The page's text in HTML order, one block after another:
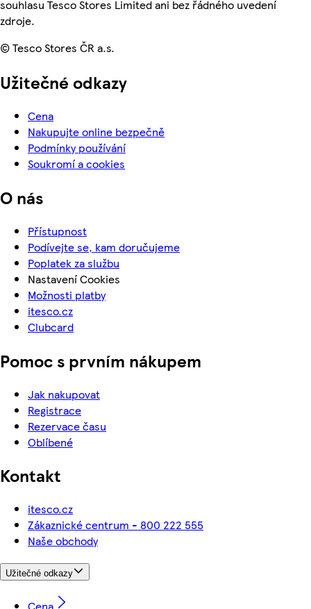
souhlasu Tesco Stores Limited ani bez řádného uvedení
zdroje.
© Tesco Stores ČR a.s.
Užitečné odkazy
Cena
Nakupujte online bezpečně
Podmínky používání
Soukromí a cookies
O nás
Přístupnost
Podívejte se, kam doručujeme
Poplatek za službu
Nastavení Cookies
Možnosti platby
itesco.cz
Clubcard
Pomoc s prvním nákupem
Jak nakupovat
Registrace
Rezervace času
Oblíbené
Kontakt
itesco.cz
Zákaznické centrum - 800 222 555
Naše obchody
Užitečné odkazy
Cena